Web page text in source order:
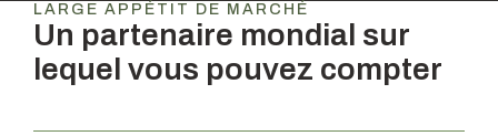
LARGE APPÉTIT DE MARCHÉ
Un partenaire mondial sur
lequel vous pouvez compter